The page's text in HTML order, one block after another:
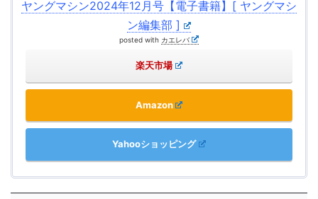
ヤングマシン2024年12月号【電子書籍】[ ヤングマシ
ン編集部 ]
posted with カエレバ
楽天市場
Amazon
Yahooショッピング